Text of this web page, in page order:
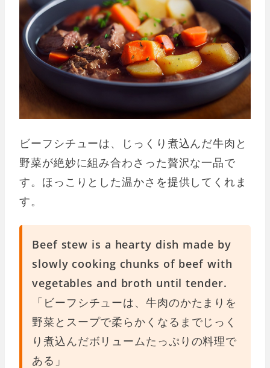
ビーフシチューは、じっくり煮込んだ牛肉と
野菜が絶妙に組み合わさった贅沢な一品で
す。ほっこりとした温かさを提供してくれま
す。
Beef stew is a hearty dish made by
slowly cooking chunks of beef with
vegetables and broth until tender.
「ビーフシチューは、牛肉のかたまりを
野菜とスープで柔らかくなるまでじっく
り煮込んだボリュームたっぷりの料理で
ある」